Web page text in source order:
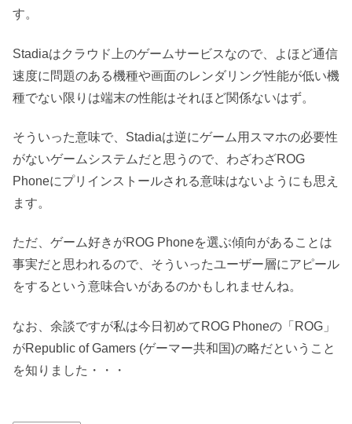
す。
Stadiaはクラウド上のゲームサービスなので、よほど通信
速度に問題のある機種や画面のレンダリング性能が低い機
種でない限りは端末の性能はそれほど関係ないはず。
そういった意味で、Stadiaは逆にゲーム用スマホの必要性
がないゲームシステムだと思うので、わざわざROG
Phoneにプリインストールされる意味はないようにも思え
ます。
ただ、ゲーム好きがROG Phoneを選ぶ傾向があることは
事実だと思われるので、そういったユーザー層にアピール
をするという意味合いがあるのかもしれませんね。
なお、余談ですが私は今日初めてROG Phoneの「ROG」
がRepublic of Gamers (ゲーマー共和国)の略だということ
を知りました・・・